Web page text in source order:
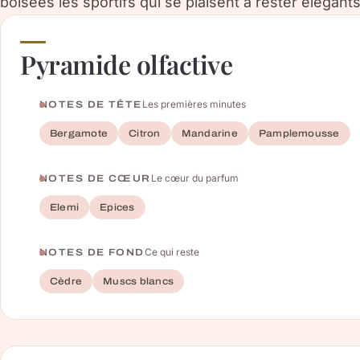
Pyramide olfactive
NOTES DE TÊTE Les premières minutes
Bergamote Citron Mandarine Pamplemousse
NOTES DE CŒUR Le cœur du parfum
Elemi Epices
NOTES DE FONDCe qui reste
Cèdre Muscs blancs